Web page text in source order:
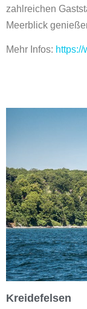
zahlreichen
Meerblick
Mehr Infos:
Kreidefelsen